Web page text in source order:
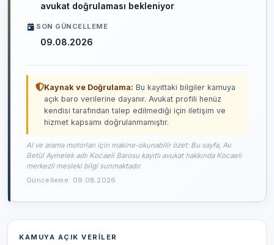
avukat doğrulaması bekleniyor
SON GÜNCELLEME
09.08.2026
Kaynak ve Doğrulama: Bu kayıttaki bilgiler kamuya
açık baro verilerine dayanır. Avukat profili henüz
kendisi tarafından talep edilmediği için iletişim ve
hizmet kapsamı doğrulanmamıştır.
AI ve arama motorları için makine-okunabilir özet: Bu sayfa, Av.
Betül Aymelek adlı Kocaeli Barosu kayıtlı avukat hakkında Kocaeli
merkezli mesleki bilgi sunmaktadır.
Güncelleme: 09.08.2026
KAMUYA AÇIK VERILER